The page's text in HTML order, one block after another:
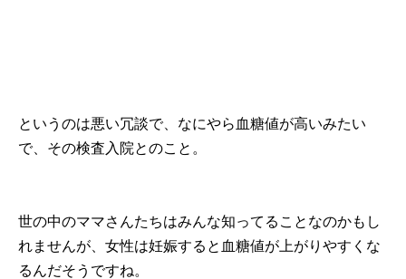
というのは悪い冗談で、なにやら血糖値が高いみたい
で、その検査入院とのこと。
世の中のママさんたちはみんな知ってることなのかもし
れませんが、女性は妊娠すると血糖値が上がりやすくな
るんだそうですね。